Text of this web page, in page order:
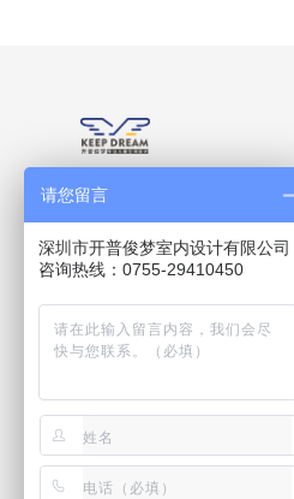
公司简介
团队介绍
设计理念
发展历程
企业优势
请您留言
深圳市开普俊梦室内设计有限公司
咨询热线：0755-29410450